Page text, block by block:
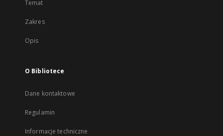
Temat
Zakres
Opis
O Bibliotece
Dane kontaktowe
Regulamin
Informacje techniczne